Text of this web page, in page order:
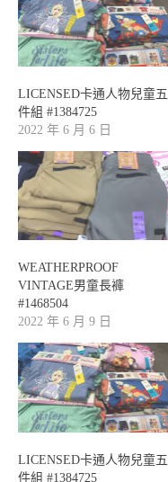
LICENSED卡通人物兒童五
件組 #1384725
2022 年 6 月 6 日
WEATHERPROOF
VINTAGE男童長褲
#1468504
2022 年 6 月 9 日
LICENSED卡通人物兒童五
件組 #1384725